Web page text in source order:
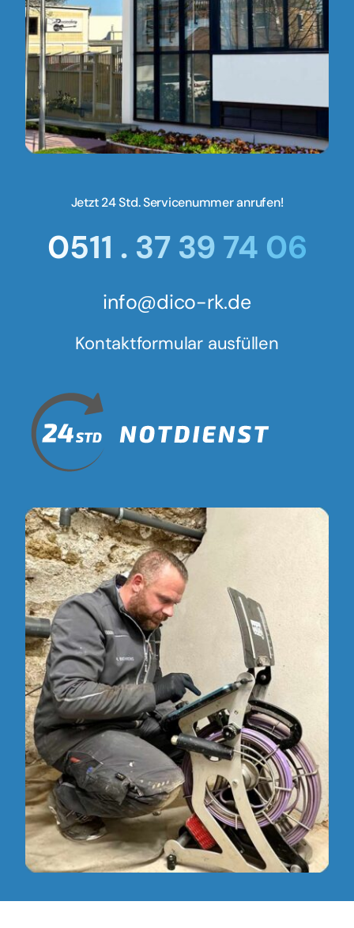
Jetzt 24 Std. Servicenummer anrufen!
0511 . 37 39 74 06
info@dico-rk.de
Kontaktformular ausfüllen